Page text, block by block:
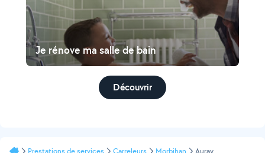
Je rénove ma salle de bain
Découvrir
Prestations de services Carreleurs Morbihan Auray